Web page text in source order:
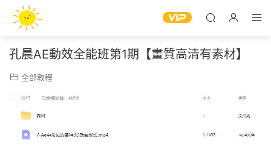
孔晨AE動效全能班第1期【畫質高清有素材】
全部教程